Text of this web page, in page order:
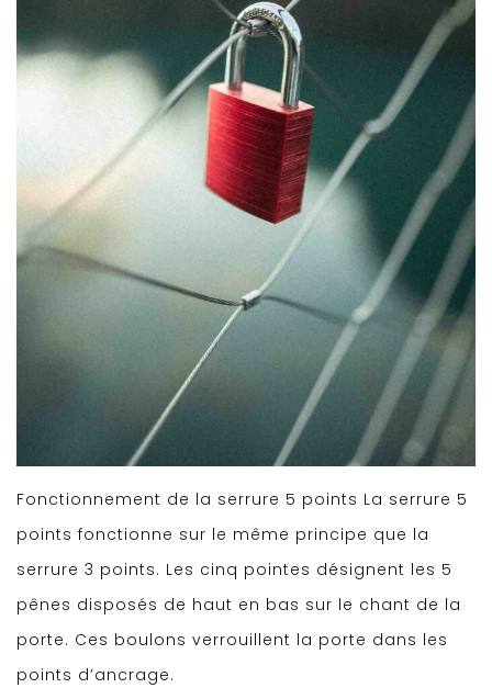
Fonctionnement de la serrure 5 points La serrure 5
points fonctionne sur le même principe que la
serrure 3 points. Les cinq pointes désignent les 5
pênes disposés de haut en bas sur le chant de la
porte. Ces boulons verrouillent la porte dans les
points d’ancrage.